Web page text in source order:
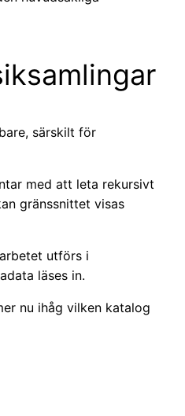
särskilt för
med att leta rekursivt
gränssnittet visas
utförs i
läses in.
nu ihåg vilken katalog